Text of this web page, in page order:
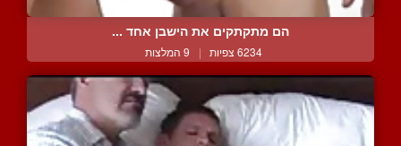
הם מתקתקים את הישבן אחד ...
6234 צפיות | 9 המלצות